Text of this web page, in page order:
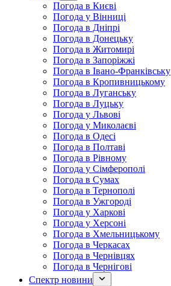
Погода в Києві
Погода у Вінниці
Погода в Дніпрі
Погода в Донецьку
Погода в Житомирі
Погода в Запоріжжі
Погода в Івано-Франківську
Погода в Кропивницькому
Погода в Луганську
Погода в Луцьку
Погода у Львові
Погода у Миколаєві
Погода в Одесі
Погода в Полтаві
Погода в Рівному
Погода у Сімферополі
Погода в Сумах
Погода в Тернополі
Погода в Ужгороді
Погода у Харкові
Погода у Херсоні
Погода в Хмельницькому
Погода в Черкасах
Погода в Чернівцях
Погода в Чернігові
Спектр новини